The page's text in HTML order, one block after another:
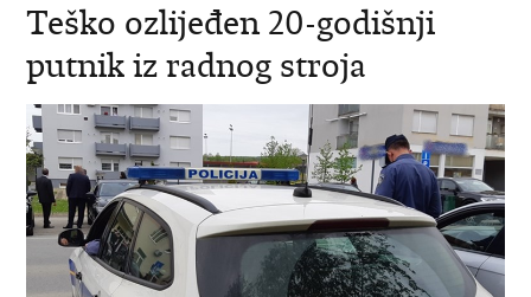
Teško ozlijeđen 20-godišnji
putnik iz radnog stroja